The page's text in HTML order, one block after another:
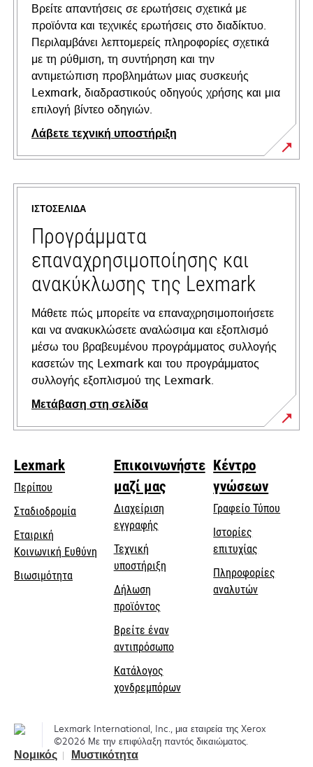
Βρείτε απαντήσεις σε ερωτήσεις σχετικά με
προϊόντα και τεχνικές ερωτήσεις στο διαδίκτυο.
Περιλαμβάνει λεπτομερείς πληροφορίες σχετικά
με τη ρύθμιση, τη συντήρηση και την
αντιμετώπιση προβλημάτων μιας συσκευής
Lexmark, διαδραστικούς οδηγούς χρήσης και μια
επιλογή βίντεο οδηγιών.
Λάβετε τεχνική υποστήριξη
opens
in
new
tab
ΙΣΤΟΣΕΛΊΔΑ
Προγράμματα
επαναχρησιμοποίησης και
ανακύκλωσης της Lexmark
Μάθετε πώς μπορείτε να επαναχρησιμοποιήσετε
και να ανακυκλώσετε αναλώσιμα και εξοπλισμό
μέσω του βραβευμένου προγράμματος συλλογής
κασετών της Lexmark και του προγράμματος
συλλογής εξοπλισμού της Lexmark.
Μετάβαση στη σελίδα
Lexmark
Περίπου
Σταδιοδρομία
Εταιρική
Κοινωνική Ευθύνη opens
new
Βιωσιμότητα
Επικοινωνήστε
μαζί μας
Διαχείριση
εγγραφής
Τεχνική
υποστήριξηopens
tab
Δήλωση
προϊόντος
Βρείτε έναν
αντιπρόσωπο
Κατάλογος
χονδρεμπόρων
Κέντρο
γνώσεων
Γραφείο Τύπου
Ιστορίες
επιτυχίας
Πληροφορίες
αναλυτών
Lexmark International, Inc., μια εταιρεία της Xerox
©2026 Με την επιφύλαξη παντός δικαιώματος.
Νομικός Μυστικότητα